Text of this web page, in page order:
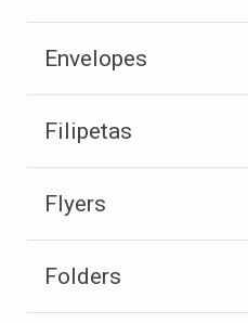
Envelopes
Filipetas
Flyers
Folders